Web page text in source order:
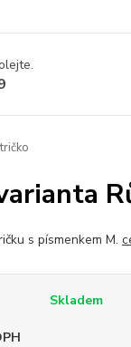
s písmenkem M.
Skladem